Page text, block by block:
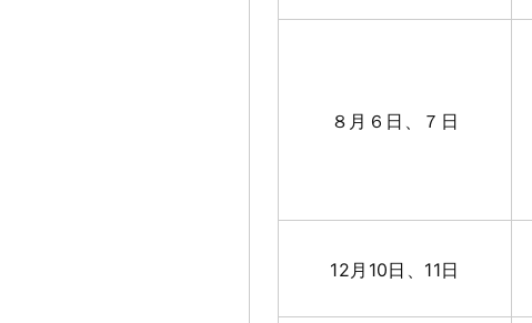
８月６日、７日
12月10日、11日